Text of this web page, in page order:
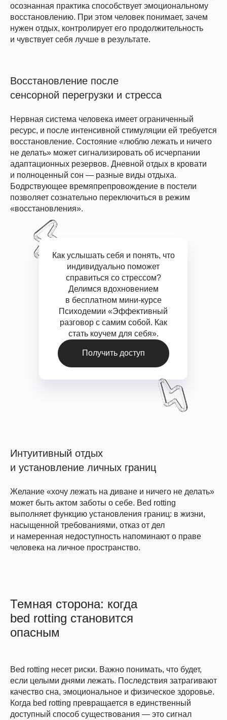
осознанная практика способствует эмоциональному
восстановлению. При этом человек понимает, зачем
нужен отдых, контролирует его продолжительность
и чувствует себя лучше в результате.
Восстановление после
сенсорной перегрузки и стресса
Нервная система человека имеет ограниченный
ресурс, и после интенсивной стимуляции ей требуется
восстановление. Состояние «люблю лежать и ничего
не делать» может сигнализировать об исчерпании
адаптационных резервов. Дневной отдых в кровати
и полноценный сон — разные виды отдыха.
Бодрствующее времяпрепровождение в постели
позволяет сознательно переключиться в режим
«восстановления».
Как услышать себя и понять, что
индивидуально поможет
справиться со стрессом?
Делимся вдохновением
в бесплатном мини-курсе
Психодемии «Эффективный
разговор с самим собой. Как
стать коучем для себя».
Получить доступ
Интуитивный отдых
и установление личных границ
Желание «хочу лежать на диване и ничего не делать»
может быть актом заботы о себе. Bed rotting
выполняет функцию установления границ: в жизни,
насыщенной требованиями, отказ от дел
и намеренная недоступность напоминают о праве
человека на личное пространство.
Темная сторона: когда
bed rotting становится
опасным
Bed rotting несет риски. Важно понимать, что будет,
если целыми днями лежать. Последствия затрагивают
качество сна, эмоциональное и физическое здоровье.
Когда bed rotting превращается в единственный
доступный способ существования — это сигнал